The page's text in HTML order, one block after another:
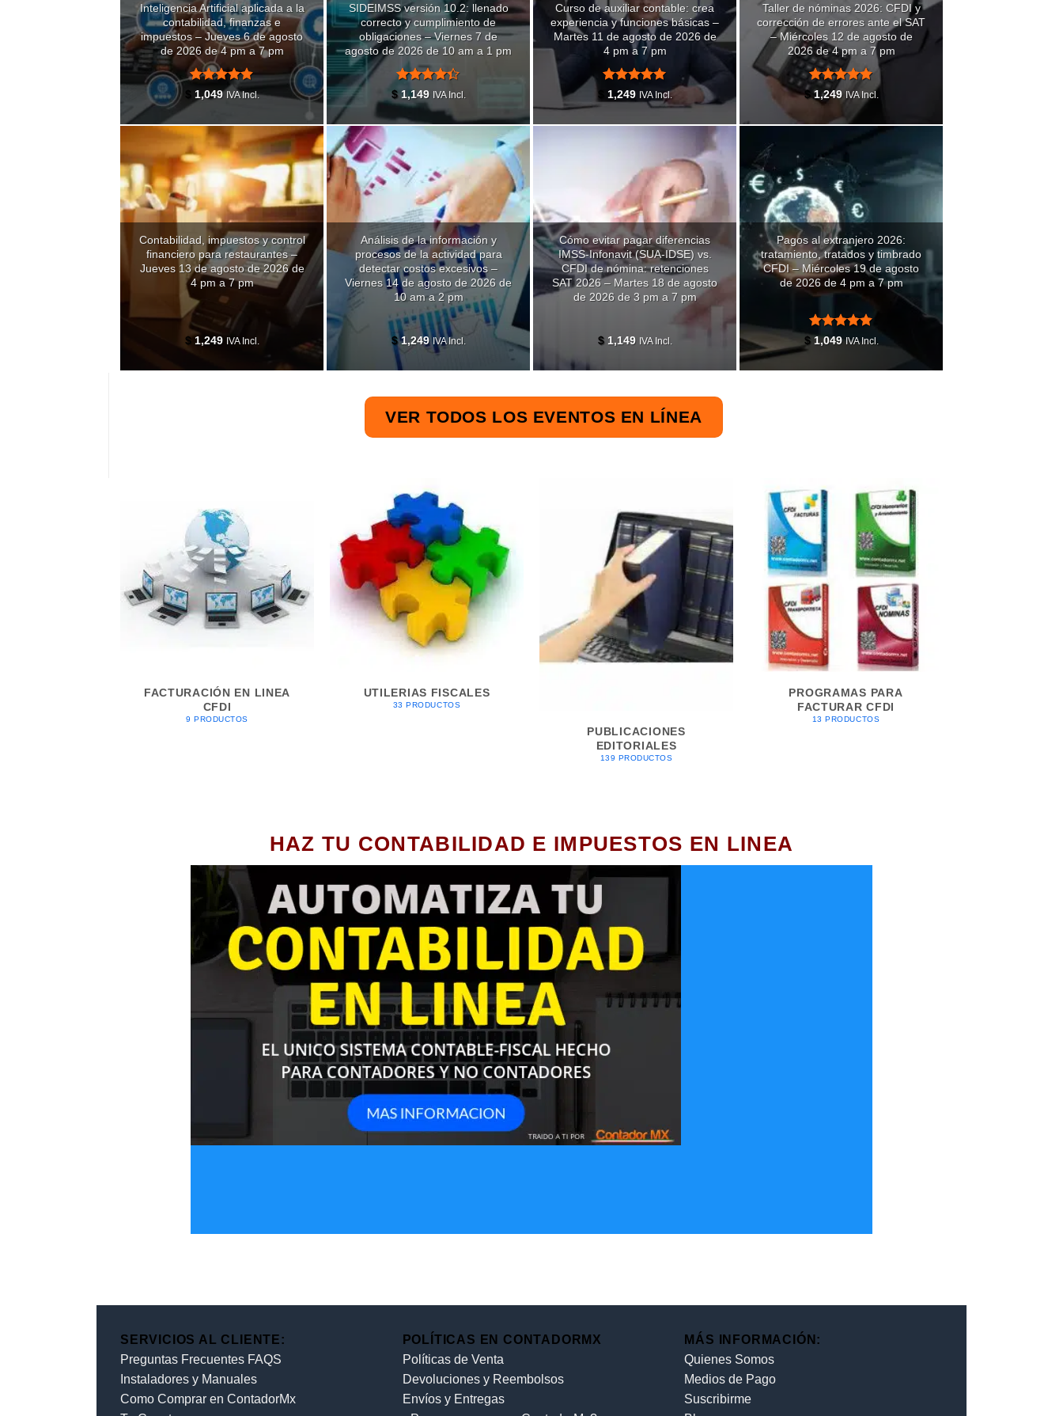
Inteligencia Artificial aplicada a la
contabilidad, finanzas e
impuestos – Jueves 6 de agosto
de 2026 de 4 pm a 7 pm
Valorado
con
1,049 IVA Incl.
SIDEIMSS versión 10.2: llenado
correcto y cumplimiento de
obligaciones – Viernes 7 de
agosto de 2026 de 10 am a 1 pm
Valorado
con4.33
de 5
$1,149 IVA Incl.
Curso de auxiliar contable: crea
experiencia y funciones básicas –
Martes 11 de agosto de 2026 de
4 pm a 7 pm
Valorado
con5de 5
1,249 IVA Incl.
Taller de nóminas 2026: CFDI y
corrección de errores ante el SAT
– Miércoles 12 de agosto de
2026 de 4 pm a 7 pm
Valorado
con
de 5
$1,249 IVA Incl.
Contabilidad, impuestos y control
financiero para restaurantes –
Jueves 13 de agosto de 2026 de
4 pm a 7 pm
$1,249 IVA Incl.
Análisis de la información y
procesos de la actividad para
detectar costos excesivos –
Viernes 14 de agosto de 2026 de
10 am a 2 pm
$1,249 IVA Incl.
Cómo evitar pagar diferencias
IMSS-Infonavit (SUA-IDSE) vs.
CFDI de nómina: retenciones
SAT 2026 – Martes 18 de agosto
de 2026 de 3 pm a 7 pm
$1,149 IVA Incl.
Pagos al extranjero 2026:
tratamiento, tratados y timbrado
CFDI – Miércoles 19 de agosto
de 2026 de 4 pm a 7 pm
Valorado
$1,049 IVA Incl.
VER TODOS LOS EVENTOS EN LÍNEA
FACTURACIÓN EN LINEA
CFDI
9 PRODUCTOS
UTILERIAS FISCALES
33 PRODUCTOS
PUBLICACIONES
EDITORIALES
139 PRODUCTOS
PROGRAMAS PARA
FACTURAR CFDI
13 PRODUCTOS
HAZ TU CONTABILIDAD E IMPUESTOS EN LINEA
SERVICIOS AL CLIENTE:
Preguntas Frecuentes FAQS
Instaladores y Manuales
Como Comprar en ContadorMx
POLÍTICAS EN CONTADORMX
Políticas de Venta
Devoluciones y Reembolsos
Envíos y Entregas
MÁS INFORMACIÓN:
Quienes Somos
Medios de Pago
Suscribirme